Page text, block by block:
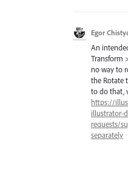
Egor
An
Transform
no way to
the Rotate
to do that,
https://
illustrator-
requests/
separately